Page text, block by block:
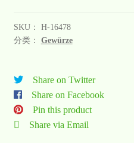
SKU： H-16478
分类： Gewürze
Share on Twitter
Share on Facebook
Pin this product
Share via Email